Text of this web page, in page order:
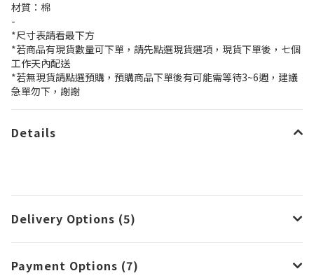
材質：棉
-
*尺寸表請看最下方
*若商品有現貨數量可下單，請先點選現貨選項，現貨下單後，七個
工作天內配送
*若無現貨請點選預購，預購商品下單後有可能需等待3~6週，建議
急單勿下，謝謝
Details
Delivery Options (5)
Payment Options (7)